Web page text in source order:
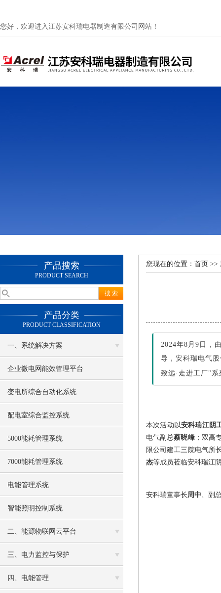
您好，欢迎进入江苏安科瑞电器制造有限公司网站！
产品搜索
PRODUCT SEARCH
产品分类
PRODUCT CLASSIFICATION
一、系统解决方案
企业微电网能效管理平台
变电所综合自动化系统
配电室综合监控系统
5000能耗管理系统
7000能耗管理系统
电能管理系统
智能照明控制系统
二、能源物联网云平台
三、电力监控与保护
四、电能管理
您现在的位置： 首页 >>
2024年8月9日，
导，安科瑞电气
致远·走进工厂"系
本次活动以安科瑞江阴
电气副总蔡晓峰；双高
限公司建工三院电气所
杰等成员莅临安科瑞江
安科瑞董事长周中、副